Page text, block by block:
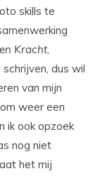
skills te
Kracht,
schrijven, dus wil
van mijn
weer een
ik ook opzoek
nog niet
het mij